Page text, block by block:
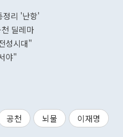
정리 '난항'
딜레마
성시대"
야"
공천 뇌물 이재명